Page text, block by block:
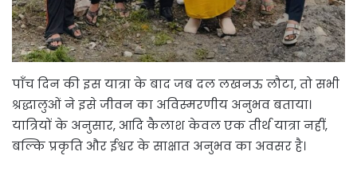
पाँच दिन की इस यात्रा के बाद जब दल लखनऊ लौटा, तो सभी
श्रद्धालुओं ने इसे जीवन का अविस्मरणीय अनुभव बताया।
यात्रियों के अनुसार, आदि कैलाश केवल एक तीर्थ यात्रा नहीं,
बल्कि प्रकृति और ईश्वर के साक्षात अनुभव का अवसर है।